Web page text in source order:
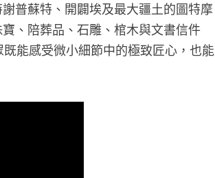
普蘇特、開闢埃及最大疆土的圖特摩
、陪葬品、石雕、棺木與文書信件
能感受微小細節中的極致匠心，也能